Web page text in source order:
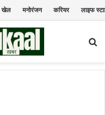
खेल मनोरंजन करियर लाइफ